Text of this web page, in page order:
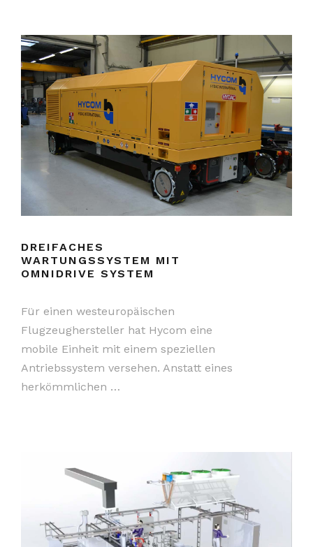
DREIFACHES
WARTUNGSSYSTEM MIT
OMNIDRIVE SYSTEM
Für einen westeuropäischen
Flugzeughersteller hat Hycom eine
mobile Einheit mit einem speziellen
Antriebssystem versehen. Anstatt eines
herkömmlichen …